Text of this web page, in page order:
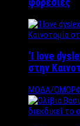
φορεσιές
‘Ι love
στην
ΜΟΔΑ/